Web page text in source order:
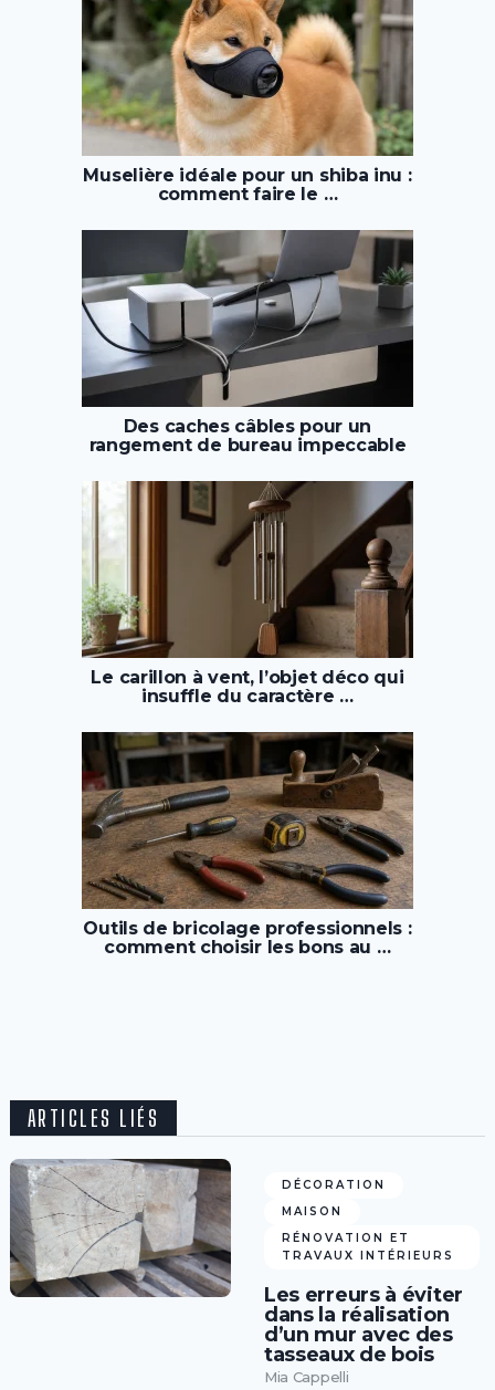
Muselière idéale pour un shiba inu :
comment faire le …
Des caches câbles pour un
rangement de bureau impeccable
Le carillon à vent, l’objet déco qui
insuffle du caractère …
Outils de bricolage professionnels :
comment choisir les bons au …
ARTICLES LIÉS
DÉCORATION
MAISON
RÉNOVATION ET
TRAVAUX INTÉRIEURS
Les erreurs à éviter
dans la réalisation
d’un mur avec des
tasseaux de bois
Mia Cappelli